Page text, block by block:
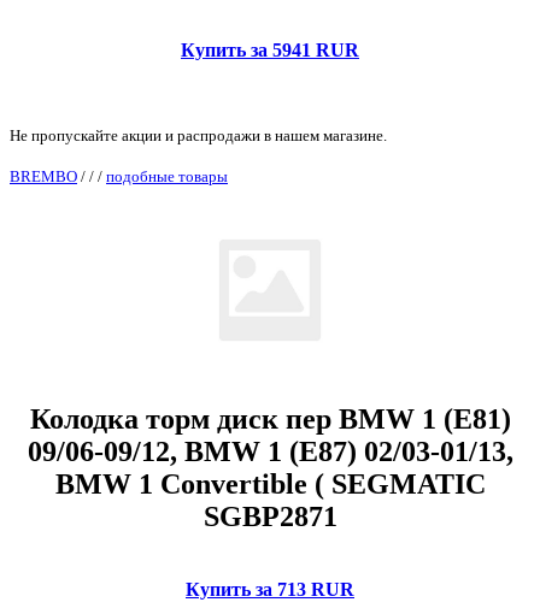
Купить за 5941 RUR
Не пропускайте акции и распродажи в нашем магазине.
BREMBO / / / подобные товары
Колодка торм диск пер BMW 1 (E81)
09/06-09/12, BMW 1 (E87) 02/03-01/13,
BMW 1 Convertible ( SEGMATIC
SGBP2871
Купить за 713 RUR